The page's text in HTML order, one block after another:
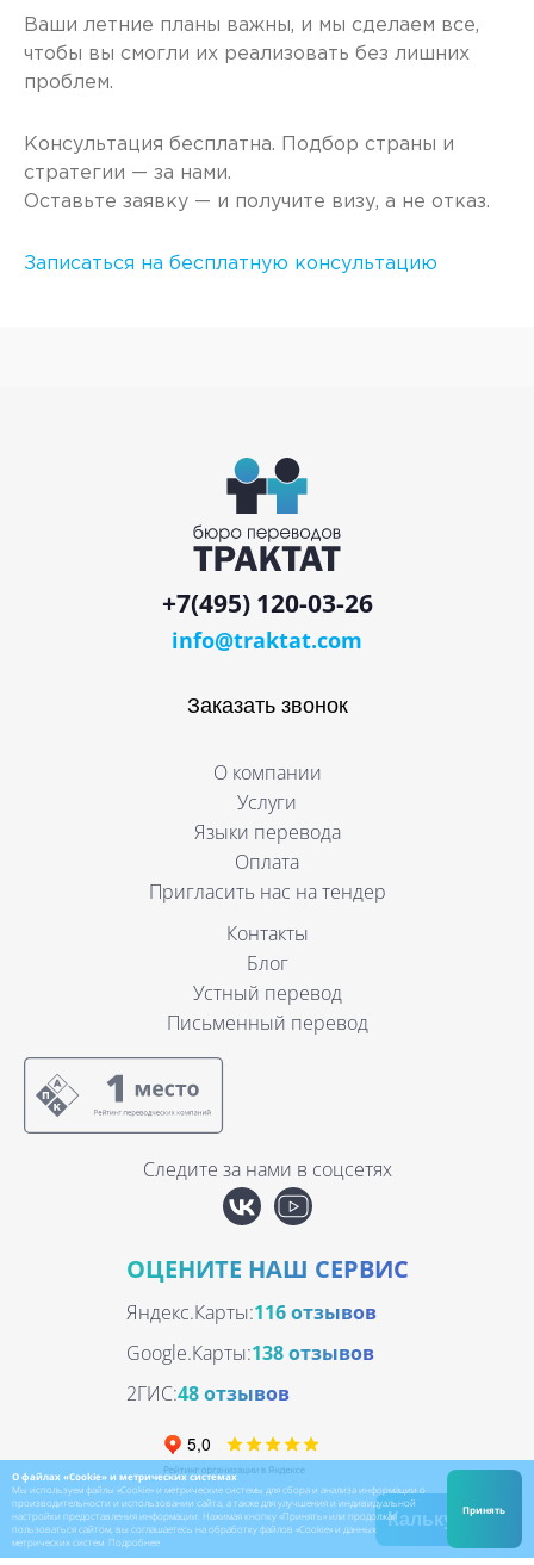
Ваши летние планы важны, и мы сделаем все,
чтобы вы смогли их реализовать без лишних
проблем.
Консультация бесплатна. Подбор страны и
стратегии — за нами.
Оставьте заявку — и получите визу, а не отказ.
Записаться на бесплатную консультацию
Заказать звонок
О компании
Услуги
Языки перевода
Оплата
Пригласить нас на тендер
Контакты
Блог
Устный перевод
Письменный перевод
+7(495) 120-03-26
info@traktat.com
Следите за нами в соцсетях
ОЦЕНИТЕ НАШ СЕРВИС
Яндекс.Карты:116 отзывов
Google.Карты:138 отзывов
2ГИС:48 отзывов
Калькулятор
О файлах «Cookie» и метрических системах
Мы используем файлы «Cookie» и метрические системы для сбора и анализа информации о
производительности и использовании сайта, а также для улучшения и индивидуальной
настройки предоставления информации. Нажимая кнопку «Принять» или продолжая
пользоваться сайтом, вы соглашаетесь на обработку файлов «Cookie» и данных
метрических систем. Подробнее
Принять